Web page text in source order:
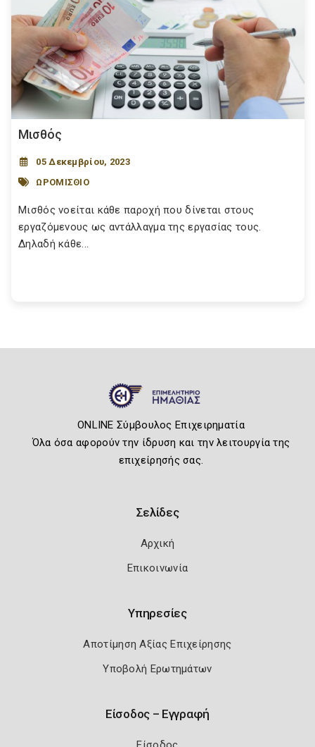
Μισθός
05 Δεκεμβρίου, 2023
ΩΡΟΜΙΣΘΙΟ
Μισθός νοείται κάθε παροχή που δίνεται στους
εργαζόμενους ως αντάλλαγμα της εργασίας τους.
Δηλαδή κάθε...
ONLINE Σύμβουλος Επιχειρηματία
Όλα όσα αφορούν την ίδρυση και την λειτουργία της
επιχείρησής σας.
Σελίδες
Αρχική
Επικοινωνία
Υπηρεσίες
Αποτίμηση Αξίας Επιχείρησης
Υποβολή Ερωτημάτων
Είσοδος – Εγγραφή